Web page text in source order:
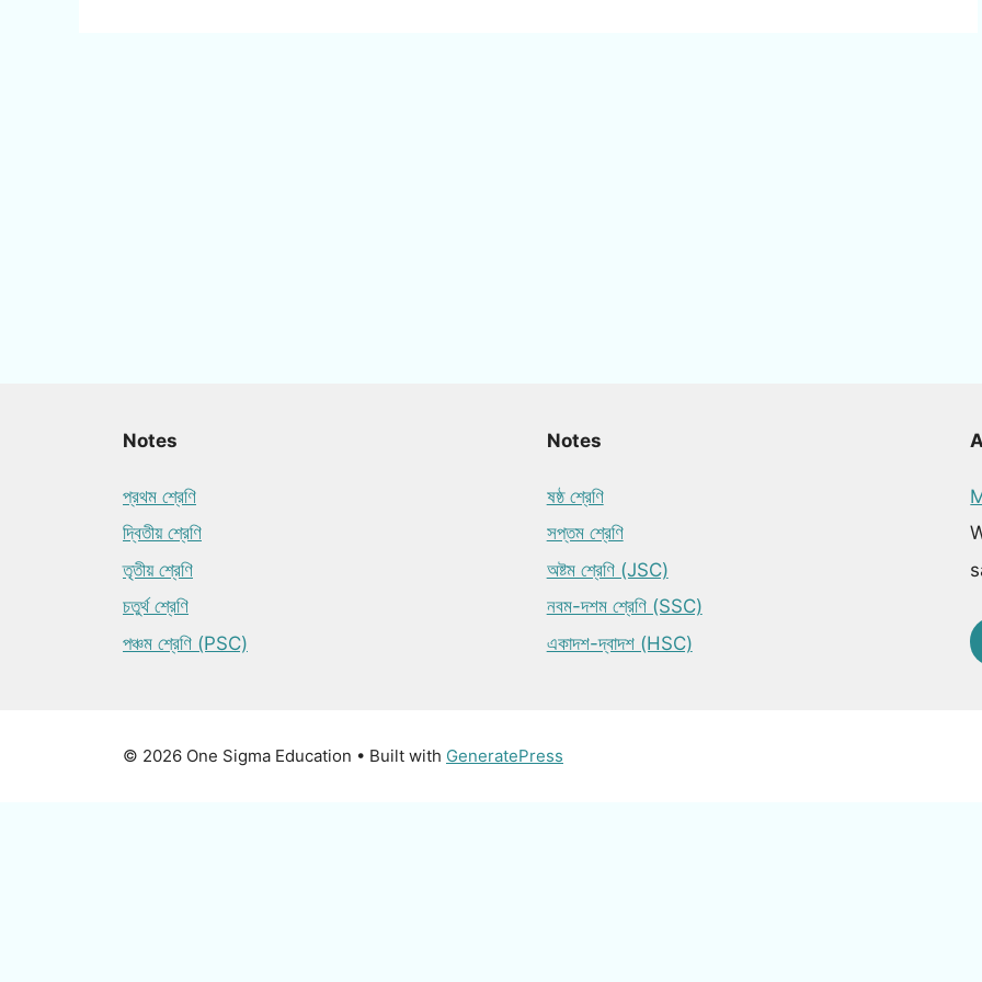
Notes
প্রথম শ্রেণি
দ্বিতীয় শ্রেণি
তৃতীয় শ্রেণি
চতুর্থ শ্রেণি
পঞ্চম শ্রেণি (PSC)
Notes
ষষ্ঠ শ্রেণি
সপ্তম শ্রেণি
অষ্টম শ্রেণি (JSC)
নবম-দশম শ্রেণি (SSC)
একাদশ-দ্বাদশ (HSC)
© 2026 One Sigma Education • Built with GeneratePress